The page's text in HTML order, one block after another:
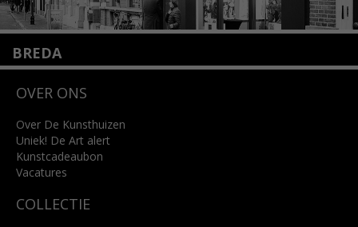
BREDA
4818 SB Breda
info@kunsthuisbreda.nl
Lees meer
OVER ONS
Over De Kunsthuizen
Uniek! De Art alert
Kunstcadeaubon
Vacatures
COLLECTIE